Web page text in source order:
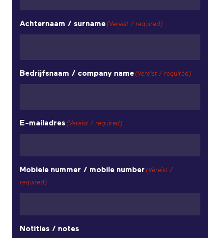
Achternaam / surname (Vereist / required)
Bedrijfsnaam / company name (Vereist / required)
E-mailadres (Vereist / required)
Mobiele nummer / mobile number (Vereist /
required)
Notities / notes